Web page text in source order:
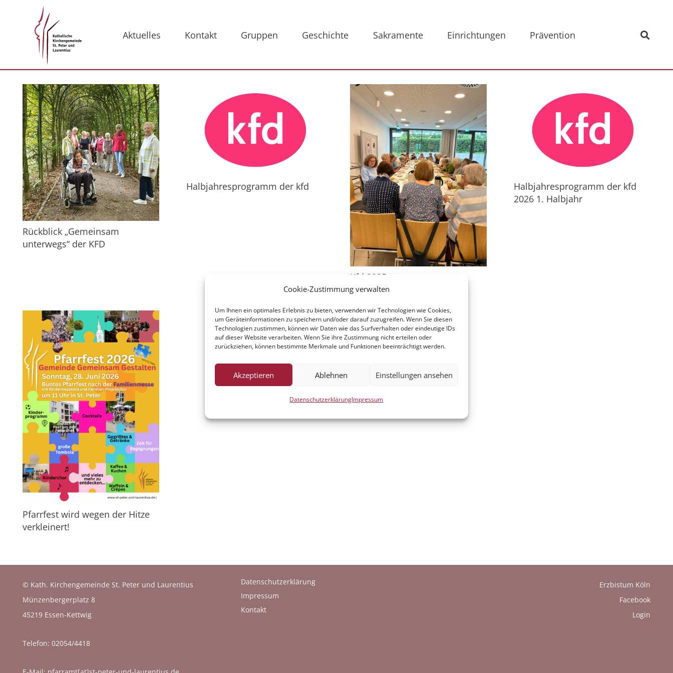
Cookie-Zustimmung verwalten
Um Ihnen ein optimales Erlebnis zu bieten, verwenden wir Technologien wie Cookies,
um Geräteinformationen zu speichern und/oder darauf zuzugreifen. Wenn Sie diesen
Technologien zustimmen, können wir Daten wie das Surfverhalten oder eindeutige IDs
auf dieser Website verarbeiten. Wenn Sie ihre Zustimmung nicht erteilen oder
zurückziehen, können bestimmte Merkmale und Funktionen beeinträchtigt werden.
Akzeptieren Ablehnen Einstellungen ansehen
DatenschutzerklärungImpressum
Aktuelles Kontakt Gruppen Geschichte Sakramente Einrichtungen Prävention
Rückblick „Gemeinsam
unterwegs“ der KFD
Halbjahresprogramm der kfd
Kfd 2025
Halbjahresprogramm der kfd
2026 1. Halbjahr
Pfarrfest wird wegen der Hitze
verkleinert!
© Kath. Kirchengemeinde St. Peter und Laurentius
Münzenbergerplatz 8
45219 Essen-Kettwig
Telefon: 02054/4418
Datenschutzerklärung
Impressum
Kontakt
Erzbistum Köln
Facebook
Login